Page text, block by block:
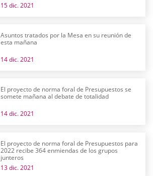
15 dic. 2021
Asuntos tratados por la Mesa en su reunión de
esta mañana
14 dic. 2021
El proyecto de norma foral de Presupuestos se
somete mañana al debate de totalidad
14 dic. 2021
El proyecto de norma foral de Presupuestos para
2022 recibe 364 enmiendas de los grupos
junteros
13 dic. 2021